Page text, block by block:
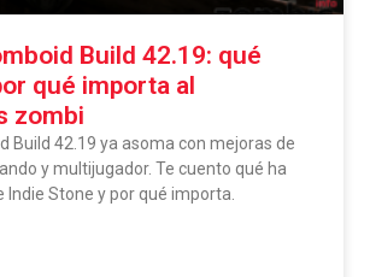
Build 42.19: qué
qué importa al
zombi
Build 42.19 ya asoma con mejoras de
y multijugador. Te cuento qué ha
Stone y por qué importa.